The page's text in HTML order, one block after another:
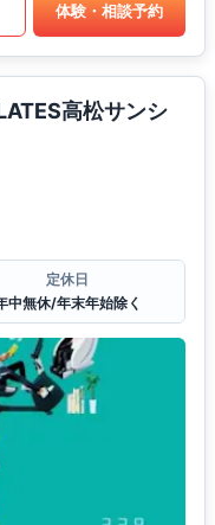
体験・相談予約
高松サンシ
定休日
中無休/年末年始除く